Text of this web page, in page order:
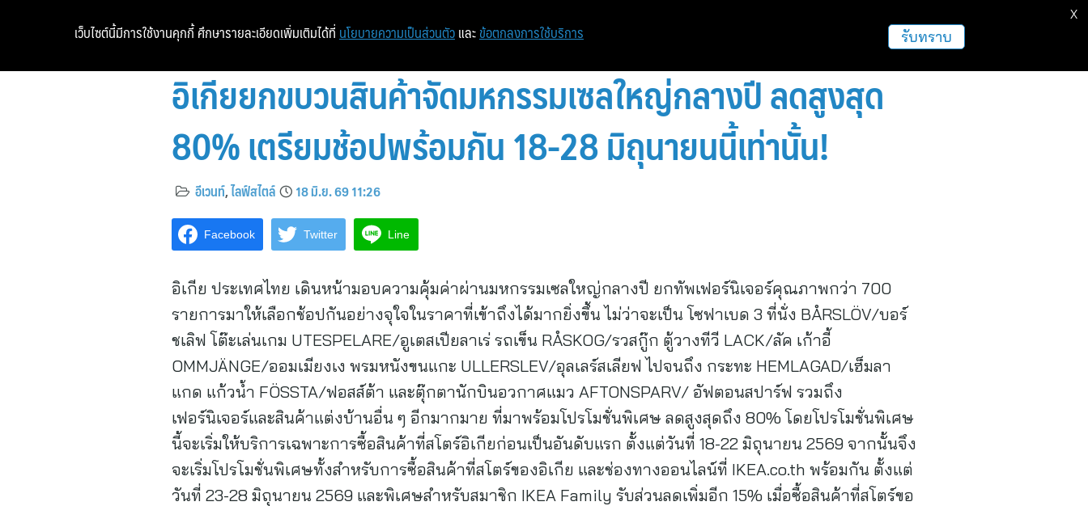
หน้าแรก ท่องเที่ยว ฝากข่าวประชาสัมพันธ์
อิเกียยกขบวนสินค้าจัดมหกรรมเซลใหญ่กลางปี ลดสูงสุด
80% เตรียมช้อปพร้อมกัน 18-28 มิถุนายนนี้เท่านั้น!
อีเวนท์,ไลฟ์สไตล์ 18 มิ.ย. 69 11:26
Facebook Twitter Line
อิเกีย ประเทศไทย เดินหน้ามอบความคุ้มค่าผ่านมหกรรมเซลใหญ่กลางปี ยกทัพเฟอร์นิเจอร์คุณภาพกว่า 700
รายการมาให้เลือกช้อปกันอย่างจุใจในราคาที่เข้าถึงได้มากยิ่งขึ้น ไม่ว่าจะเป็น โซฟาเบด 3 ที่นั่ง BÅRSLÖV/บอร์
ชเลิฟ โต๊ะเล่นเกม UTESPELARE/อูเตสเปียลาเร่ รถเข็น RÅSKOG/รวสกู๊ก ตู้วางทีวี LACK/ลัค เก้าอี้
OMMJÄNGE/ออมเมียงเง พรมหนังขนแกะ ULLERSLEV/อุลเลร์สเลียฟ ไปจนถึง กระทะ HEMLAGAD/เฮ็มลา
แกด แก้วน้ำ FÖSSTA/ฟอสส์ต้า และตุ๊กตานักบินอวกาศแมว AFTONSPARV/ อัฟตอนสปาร์ฟ รวมถึง
เฟอร์นิเจอร์และสินค้าแต่งบ้านอื่น ๆ อีกมากมาย ที่มาพร้อมโปรโมชั่นพิเศษ ลดสูงสุดถึง 80% โดยโปรโมชั่นพิเศษ
นี้จะเริ่มให้บริการเฉพาะการซื้อสินค้าที่สโตร์อิเกียก่อนเป็นอันดับแรก ตั้งแต่วันที่ 18-22 มิถุนายน 2569 จากนั้นจึง
จะเริ่มโปรโมชั่นพิเศษทั้งสำหรับการซื้อสินค้าที่สโตร์ของอิเกีย และช่องทางออนไลน์ที่ IKEA.co.th พร้อมกัน ตั้งแต่
วันที่ 23-28 มิถุนายน 2569 และพิเศษสำหรับสมาชิก IKEA Family รับส่วนลดเพิ่มอีก 15% เมื่อซื้อสินค้าที่สโตร์ขอ
เว็บไซต์นี้มีการใช้งานคุกกี้ ศึกษารายละเอียดเพิ่มเติมได้ที่ นโยบายความเป็นส่วนตัว และ ข้อตกลงการใช้บริการ รับทราบ
X